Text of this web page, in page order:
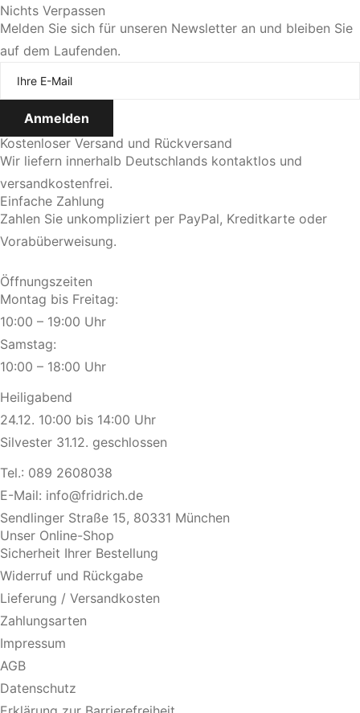
Nichts Verpassen
Melden Sie sich für unseren Newsletter an und bleiben Sie
auf dem Laufenden.
Kostenloser Versand und Rückversand
Wir liefern innerhalb Deutschlands kontaktlos und
versandkostenfrei.
Einfache Zahlung
Zahlen Sie unkompliziert per PayPal, Kreditkarte oder
Vorabüberweisung.
Öffnungszeiten
Montag bis Freitag:
10:00 – 19:00 Uhr
Samstag:
10:00 – 18:00 Uhr
Heiligabend
24.12. 10:00 bis 14:00 Uhr
Silvester 31.12. geschlossen
Tel.: 089 2608038
E-Mail: info@fridrich.de
Sendlinger Straße 15, 80331 München
Unser Online-Shop
Sicherheit Ihrer Bestellung
Widerruf und Rückgabe
Lieferung / Versandkosten
Zahlungsarten
Impressum
AGB
Datenschutz